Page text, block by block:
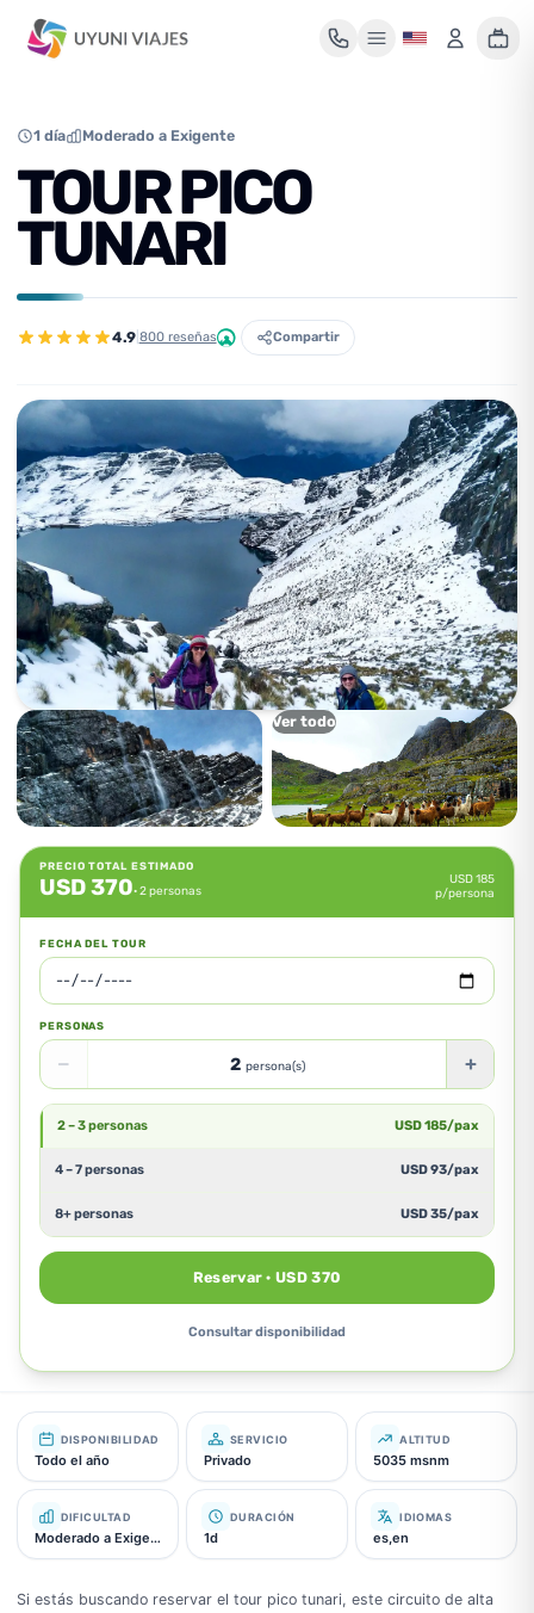
Tu maleta está vacía
1 día Moderado a Exigente
TOUR PICO
TUNARI
4.9| 800 reseñas Compartir
Ver todo
PRECIO TOTAL ESTIMADO
USD370· 2 personas
USD185
p/persona
FECHA DEL TOUR
PERSONAS
− 2 persona(s) +
2 – 3 personas USD185/pax
4 – 7 personas USD93/pax
8+ personas USD35/pax
Reservar · USD 370
Consultar disponibilidad
DISPONIBILIDAD
Todo el año
SERVICIO
Privado
ALTITUD
5035 msnm
DIFICULTAD
Moderado a Exigente
DURACIÓN
1d
IDIOMAS
es,en
Si estás buscando reservar el tour pico tunari, este circuito de alta